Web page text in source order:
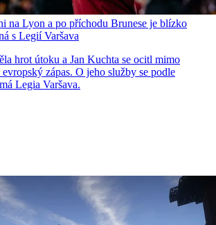
na Lyon a po příchodu Brunese je blízko
s Legií Varšava
hrot útoku a Jan Kuchta se ocitl mimo
zápas. O jeho služby se podle
Legia Varšava.